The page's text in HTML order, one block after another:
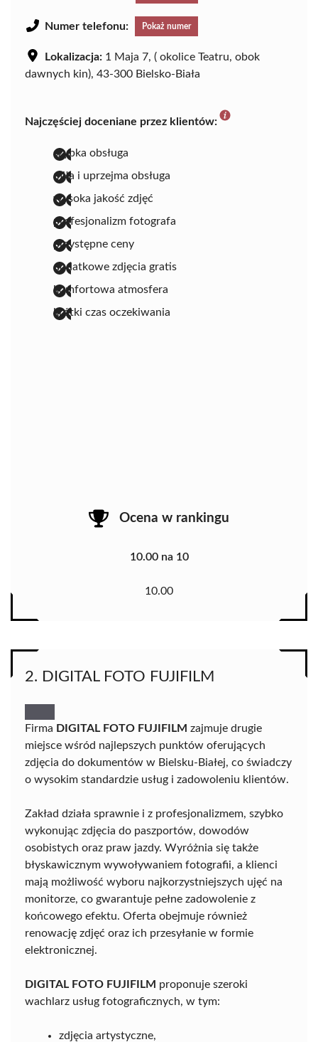
Numer telefonu: Pokaż numer
Lokalizacja: 1 Maja 7, ( okolice Teatru, obok
dawnych kin), 43-300 Bielsko-Biała
Najczęściej doceniane przez klientów:
szybka obsługa
miła i uprzejma obsługa
wysoka jakość zdjęć
profesjonalizm fotografa
przystępne ceny
dodatkowe zdjęcia gratis
komfortowa atmosfera
krótki czas oczekiwania
Ocena w rankingu
10.00 na 10
10.00
2. DIGITAL FOTO FUJIFILM
Firma DIGITAL FOTO FUJIFILM zajmuje drugie
miejsce wśród najlepszych punktów oferujących
zdjęcia do dokumentów w Bielsku-Białej, co świadczy
o wysokim standardzie usług i zadowoleniu klientów.
Zakład działa sprawnie i z profesjonalizmem, szybko
wykonując zdjęcia do paszportów, dowodów
osobistych oraz praw jazdy. Wyróżnia się także
błyskawicznym wywoływaniem fotografii, a klienci
mają możliwość wyboru najkorzystniejszych ujęć na
monitorze, co gwarantuje pełne zadowolenie z
końcowego efektu. Oferta obejmuje również
renowację zdjęć oraz ich przesyłanie w formie
elektronicznej.
DIGITAL FOTO FUJIFILM proponuje szeroki
wachlarz usług fotograficznych, w tym:
zdjęcia artystyczne,